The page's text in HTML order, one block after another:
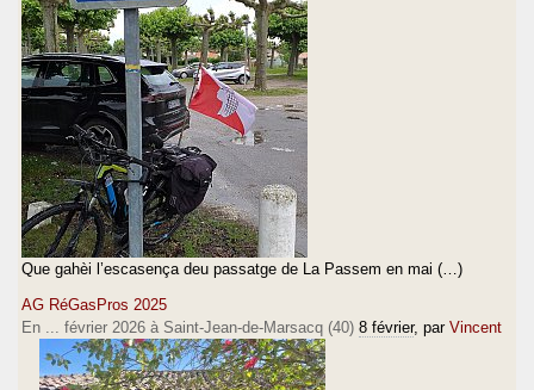
Que gahèi l’escasença deu passatge de La Passem en mai (…)
AG RéGasPros 2025
En ... février 2026 à Saint-Jean-de-Marsacq (40) 8 février, par Vincent